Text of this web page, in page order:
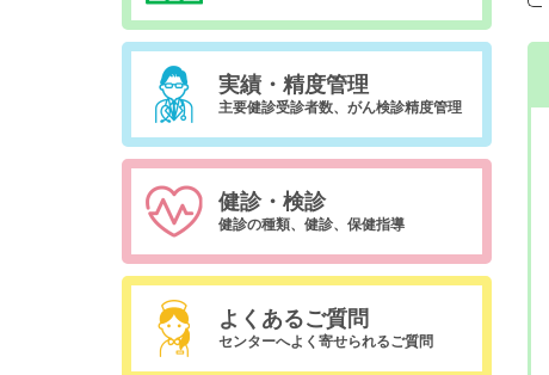
実績・精度管理
主要健診受診者数、がん検診精度管理
健診・検診
健診の種類、健診、保健指導
よくあるご質問
センターへよく寄せられるご質問